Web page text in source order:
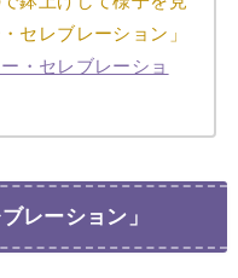
セレブレーション」
・セレブレーショ
レーション」